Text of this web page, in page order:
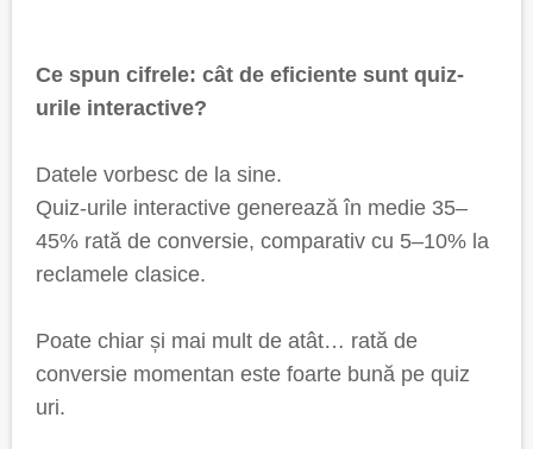
Ce spun cifrele: cât de eficiente sunt quiz-
urile interactive?
Datele vorbesc de la sine.
Quiz-urile interactive generează în medie 35–
45% rată de conversie, comparativ cu 5–10% la
reclamele clasice.
Poate chiar și mai mult de atât… rată de
conversie momentan este foarte bună pe quiz
uri.